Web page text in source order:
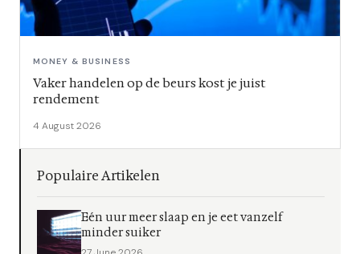
MONEY & BUSINESS
Vaker handelen op de beurs kost je juist
rendement
4 August 2026
Populaire Artikelen
Eén uur meer slaap en je eet vanzelf
minder suiker